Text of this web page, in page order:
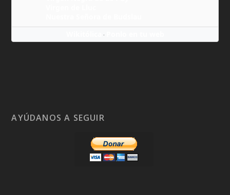
·
AYÚDANOS A SEGUIR